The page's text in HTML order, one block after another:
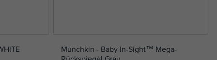
Munchkin - Baby In-Sight™ Mega-